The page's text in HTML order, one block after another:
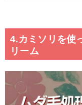
4.カミソリを使
リーム